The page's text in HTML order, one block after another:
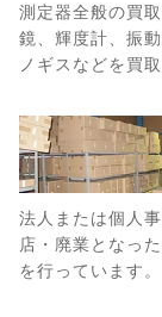
測定器全般の買
鏡、輝度計、振
ノギスなどを買
法人または個人
店・廃業となっ
を行っています。